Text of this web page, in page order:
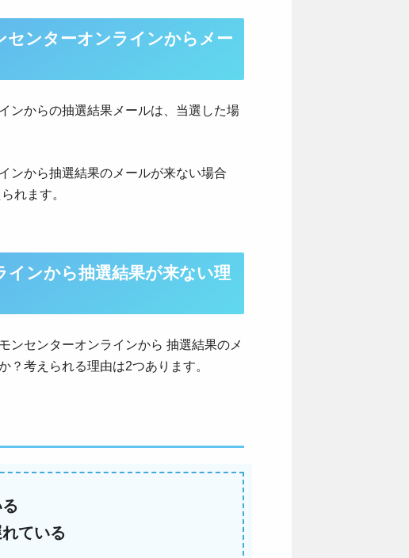
センターオンラインからメー
ンからの抽選結果メールは、当選した場
ンから抽選結果のメールが来ない場合
れます。
ンから抽選結果が来ない理
ンセンターオンラインから 抽選結果のメ
？考えられる理由は2つあります。
ている